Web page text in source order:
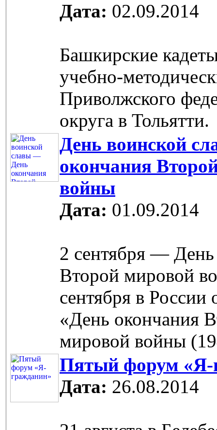
Дата: 02.09.2014
Башкирские
учебно-
Приволжского
округа в Тольятти.
День воинской
окончания
войны
Дата: 01.09.2014
2 сентября —
Второй мировой
сентября в России
«День окончания
мировой войны
Пятый форум «Я-
Дата: 26.08.2014